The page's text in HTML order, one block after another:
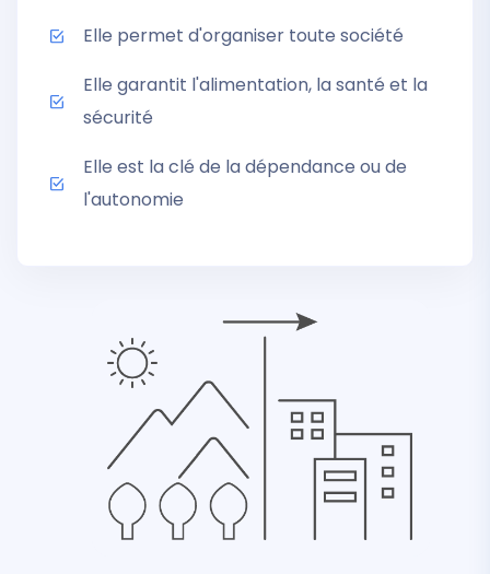
Elle permet d'organiser toute société
Elle garantit l'alimentation, la santé et la
sécurité
Elle est la clé de la dépendance ou de
l'autonomie